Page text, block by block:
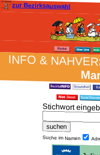
zur Bezirksauswahl
INFO &
Stich­wort
Suche im Namen